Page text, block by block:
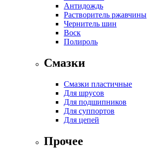
Антидождь
Растворитель ржавчины
Чернитель шин
Воск
Полироль
Смазки
Смазки пластичные
Для шрусов
Для подшипников
Для суппортов
Для цепей
Прочее